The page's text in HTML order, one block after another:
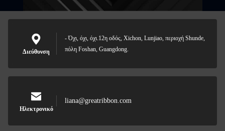
Διεύθυνση
- Όχι, όχι, όχι.12η οδός, Xichon, Lunjiao, περιοχή Shunde,
πόλη Foshan, Guangdong.
Ηλεκτρονικό
liana@greatribbon.com